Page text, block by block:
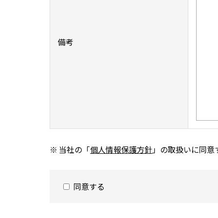
備考
当社の「個人情報保護方針」の取扱いに同意
同意する